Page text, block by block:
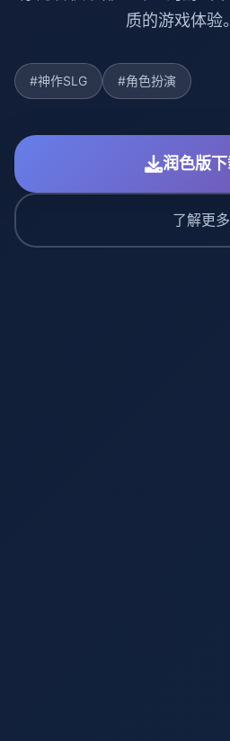
质的游戏体验。
#神作SLG #角色扮演
润色版
了解更多